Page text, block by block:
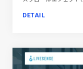
DETAIL